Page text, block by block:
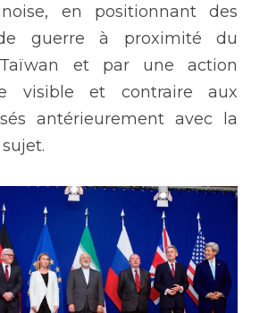
en positionnant des
guerre à proximité du
et par une action
visible et contraire aux
antérieurement avec la